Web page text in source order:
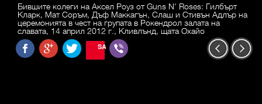
Бившите колеги на Аксел Роуз от Guns N' Roses: Гилбърт
Кларк, Мат Соръм, Дъф Маккагън, Слаш и Стивън Адлър на
церемонията в чест на групата в Рокендрол залата на
славата, 14 април 2012 г., Кливлънд, щата Охайо
SAVE